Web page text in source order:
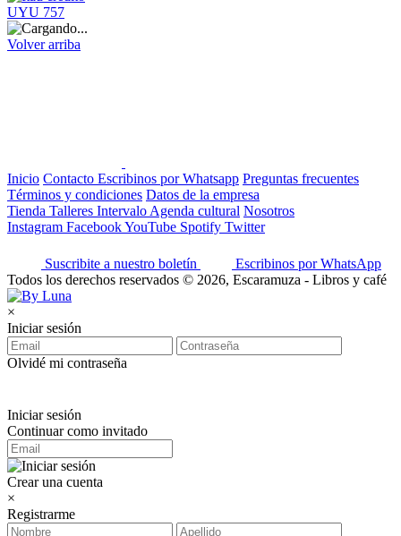
UYU 757
Volver arriba
Inicio Contacto Escribinos por Whatsapp Preguntas frecuentes
Términos y condiciones Datos de la empresa
Tienda Talleres Intervalo Agenda cultural Nosotros
Instagram FacebookYouTube Spotify Twitter
Suscribite a nuestro boletín
Escribinos por WhatsApp
Todos los derechos reservados © 2026, Escaramuza - Libros y café
×
Iniciar sesión
Olvidé mi contraseña
Iniciar sesión
Continuar como invitado
Crear una cuenta
×
Registrarme